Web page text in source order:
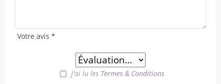
Votre avis *
J'ai lu les Termes & Conditions